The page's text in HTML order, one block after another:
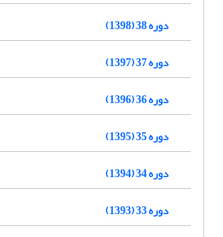
دوره 38 (1398)
دوره 37 (1397)
دوره 36 (1396)
دوره 35 (1395)
دوره 34 (1394)
دوره 33 (1393)